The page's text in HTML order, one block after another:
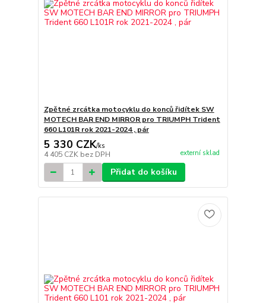
Zpětné zrcátka motocyklu do konců řidítek SW
MOTECH BAR END MIRROR pro TRIUMPH Trident
660 L101R rok 2021-2024 , pár
5 330 CZK/ks
4 405 CZK bez DPH externí sklad
Přidat do košíku